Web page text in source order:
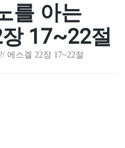
를 아는
17~22절
에스겔 22장 17~22절